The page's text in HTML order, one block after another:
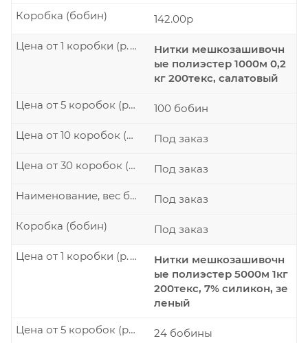
142.00р
Коробка (бобин)
Нитки мешкозашивочн
ые полиэстер 1000м 0,2
кг 200текс, салатовый
Цена от 1 коробки (р./шт.)
100 бобин
Цена от 5 коробок (р./шт.)
Под заказ
Цена от 10 коробок (р./шт.)
Под заказ
Цена от 30 коробок (р./шт.)
Под заказ
Наименование, вес бобины
Под заказ
Коробка (бобин)
Нитки мешкозашивочн
ые полиэстер 5000м 1кг
200текс, 7% силикон, зе
леный
Цена от 1 коробки (р./шт.)
24 бобины
Цена от 5 коробок (р./шт.)